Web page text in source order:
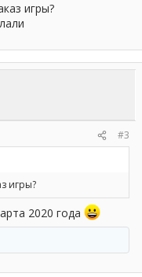
игры?
#3
игры?
2020 года